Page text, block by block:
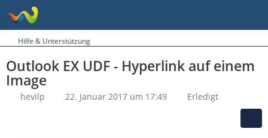
Hilfe & Unterstützung
Outlook EX UDF - Hyperlink auf einem
Image
hevilp 22. Januar 2017 um 17:49 Erledigt